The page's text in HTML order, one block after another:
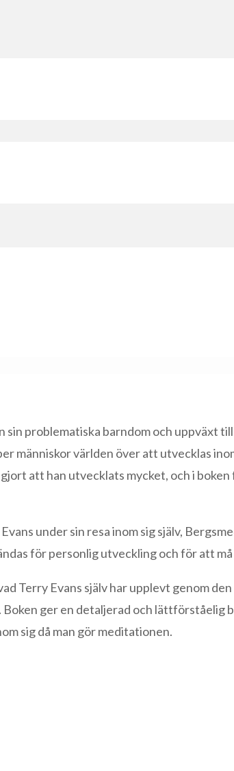
sin problematiska barndom och uppväxt
människor världen över att utvecklas
att han utvecklats mycket, och i boken
under sin resa inom sig själv,
för personlig utveckling och för att
Terry Evans själv har upplevt genom
ger en detaljerad och lättförståelig
sig då man gör meditationen.